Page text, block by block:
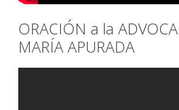
ORACIÓN a la
MARÍA APURADA